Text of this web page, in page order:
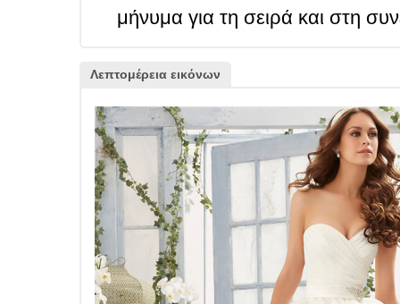
μήνυμα για τη σειρά και στη
Λεπτομέρεια εικόνων